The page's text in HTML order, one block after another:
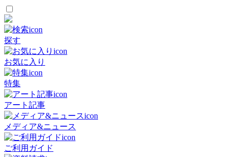
探す
お気に入り
特集
アート記事
メディア&ニュース
ご利用ガイド